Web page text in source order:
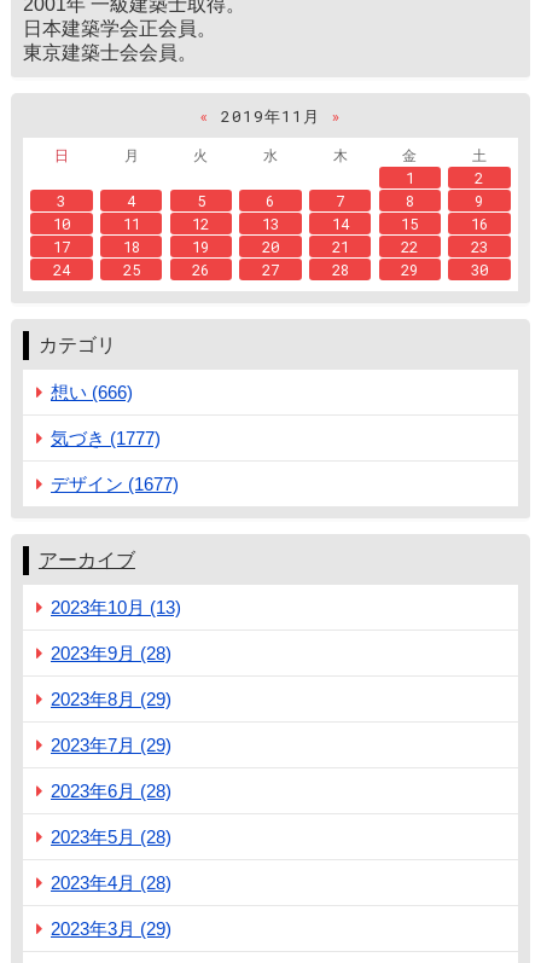
2001年 一級建築士取得。
日本建築学会正会員。
東京建築士会会員。
« 2019年11月
»
日
月 火 水 木 金
土
1
2
3
4 5 6 7 8
9
10
11 12 13 14 15
16
17
18 19 20 21 22
23
24
25 26 27 28 29 30
カテゴリ
想い (666)
気づき (1777)
デザイン (1677)
アーカイブ
2023年10月 (13)
2023年9月 (28)
2023年8月 (29)
2023年7月 (29)
2023年6月 (28)
2023年5月 (28)
2023年4月 (28)
2023年3月 (29)